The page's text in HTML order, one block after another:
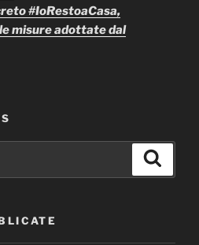
#IoRestoaCasa,
misure adottate dal